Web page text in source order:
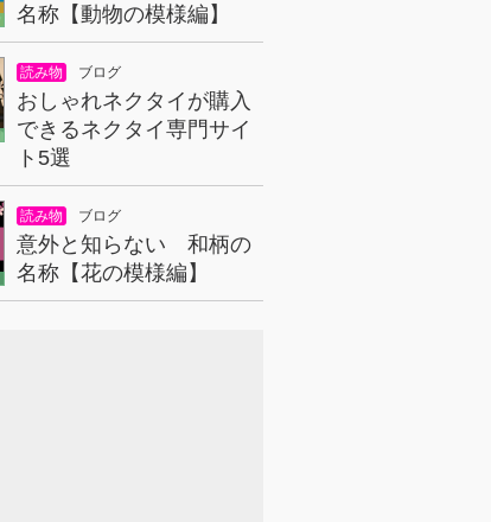
名称【動物の模様編】
読み物 ブログ
おしゃれネクタイが購入
できるネクタイ専門サイ
ト5選
読み物 ブログ
意外と知らない 和柄の
名称【花の模様編】